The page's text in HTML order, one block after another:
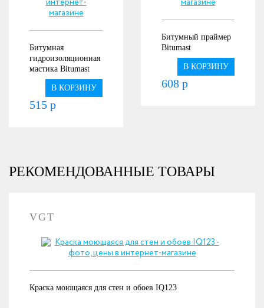
Битумная
гидроизоляционная
мастика Bitumast
В КОРЗИНУ
515 р
Битумный праймер
Bitumast
В КОРЗИНУ
608 р
РЕКОМЕНДОВАННЫЕ ТОВАРЫ
VGT
Краска моющаяся для стен и обоев IQ123